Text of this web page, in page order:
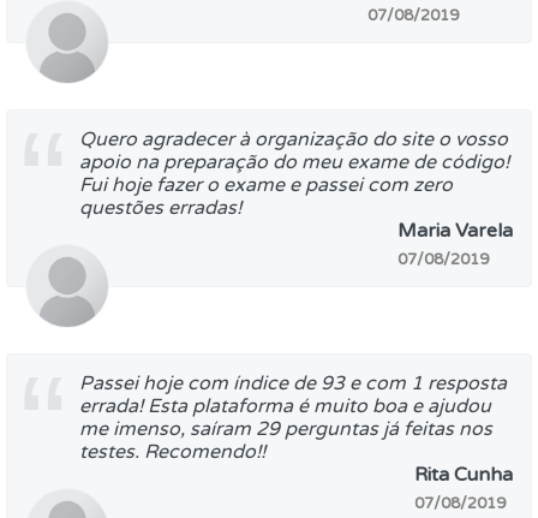
07/08/2019
Quero agradecer à organização do site o vosso
apoio na preparação do meu exame de código!
Fui hoje fazer o exame e passei com zero
questões erradas!
Maria Varela
07/08/2019
Passei hoje com índice de 93 e com 1 resposta
errada! Esta plataforma é muito boa e ajudou
me imenso, saíram 29 perguntas já feitas nos
testes. Recomendo!!
Rita Cunha
07/08/2019